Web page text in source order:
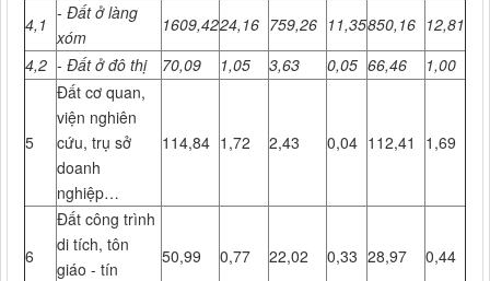
4,1
- Đất ở làng
xóm
1609,4224,16 759,26 11,35850,16 12,81
4,2 - Đất ở đô thị 70,09 1,05 3,63 0,05 66,46 1,00
5
Đất cơ quan,
viện nghiên
cứu, trụ sở
doanh
nghiệp…
114,84 1,72 2,43 0,04 112,41 1,69
6
Đất công trình
di tích, tôn
giáo - tín
50,99 0,77 22,02 0,33 28,97 0,44